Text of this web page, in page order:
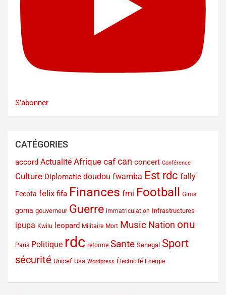
S’abonner
CATÉGORIES
accord Actualité Afrique caf can concert Conférence
Culture Diplomatie doudou fwamba Est rdc fally
Fecofa felix fifa Finances fmi Football Gims
goma gouverneur Guerre immatriculation Infrastructures
ipupa Kwilu leopard Militaire Mort Music Nation onu
Paris Politique rdc reforme Sante Senegal Sport
sécurité Unicef Usa Wordpress Électricité Énergie